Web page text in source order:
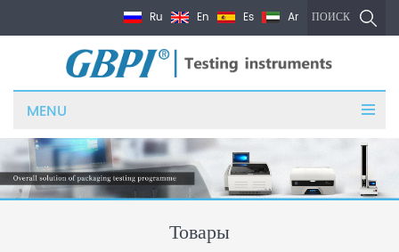
ПОИСК
Ru En Es Ar
MENU
Товары